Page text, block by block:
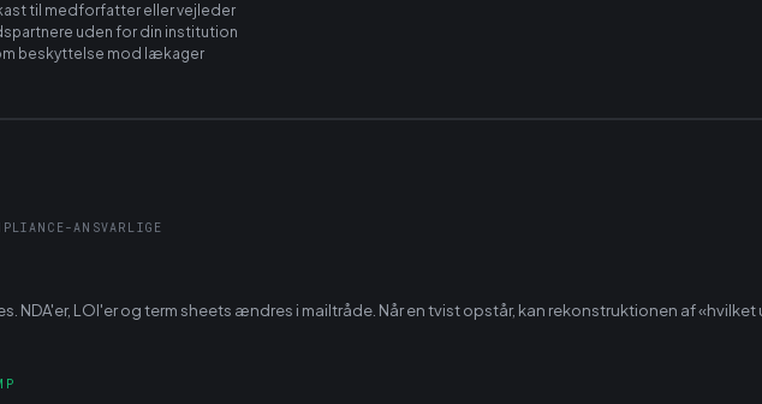
til medforfatter eller vejleder
uden for din institution
beskyttelse mod lækager
ANSVARLIGE
NDA'er, LOI'er og term sheets ændres i mailtråde. Når en tvist opstår, kan rekonstruktionen af